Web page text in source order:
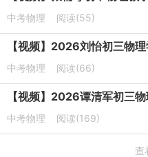
中考物理 阅读(55)
中考物理 阅读(66)
【视频】2026谭清军初三
中考物理 阅读(169)
查